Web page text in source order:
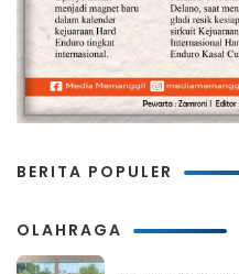
BERITA POPULER
OLAHRAGA